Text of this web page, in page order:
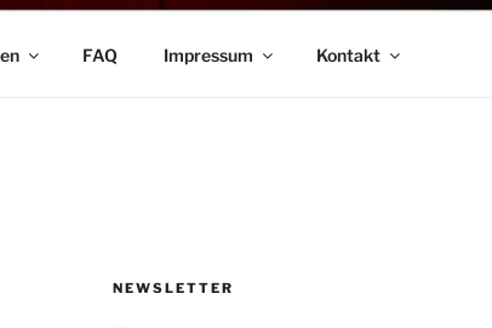
FAQ Impressum Kontakt
NEWSLETTER